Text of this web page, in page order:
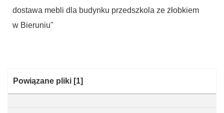
dostawa mebli dla budynku przedszkola ze żłobkiem
w Bieruniu"
Kategoria:
Powiązane pliki [1]